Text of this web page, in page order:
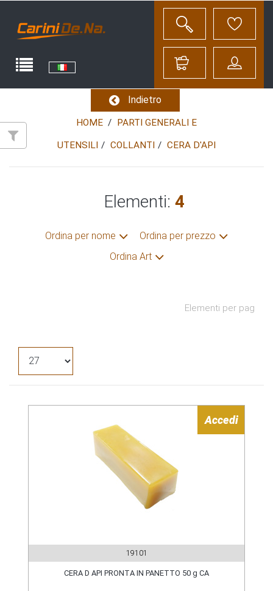
Indietro
HOME PARTI GENERALI E
UTENSILI COLLANTI CERA D'API
Elementi: 4
Ordina per nome
Ordina per prezzo
Ordina Art
Elementi per pag
Accedi
19101
CERA D API PRONTA IN PANETTO 50 g CA